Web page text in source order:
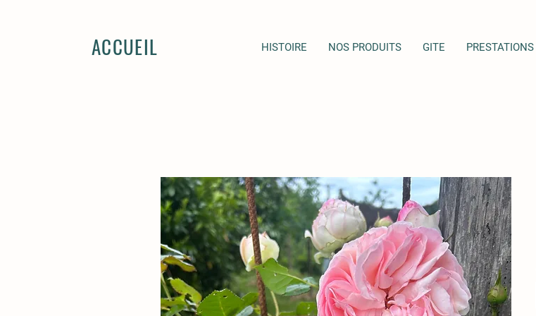
ACCUEIL HISTOIRE NOS PRODUITS GITE PRESTATIONS